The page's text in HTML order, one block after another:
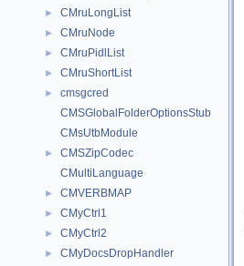
► CMruLongList
► CMruNode
► CMruPidlList
► CMruShortList
►
cmsgcred
CMSGlobalFolderOptionsStub
CMsUtbModule
►
CMSZipCodec
CMultiLanguage
► CMVERBMAP
► CMyCtrl1
► CMyCtrl2
► CMyDocsDropHandler